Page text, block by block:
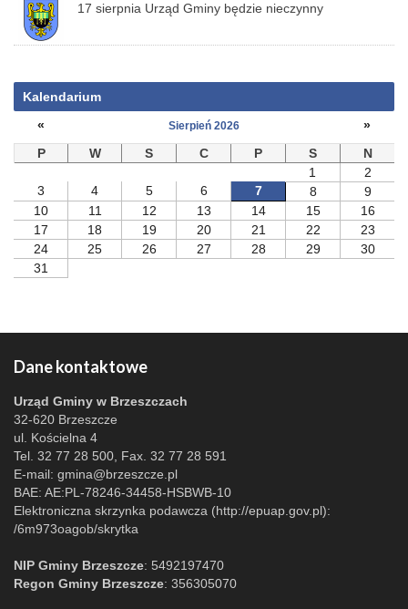
17 sierpnia Urząd Gminy będzie nieczynny
Kalendarium
«
Sierpień 2026
»
P
W S C P S
N
1
2
3
4 5 6 7 8
9
10
11 12 13 14 15
16
17
18 19 20 21 22
23
24
25 26 27 28 29
30
31
Dane kontaktowe
Urząd Gminy w Brzeszczach
32-620 Brzeszcze
ul. Kościelna 4
Tel. 32 77 28 500, Fax. 32 77 28 591
E-mail: gmina@brzeszcze.pl
BAE: AE:PL-78246-34458-HSBWB-10
Elektroniczna skrzynka podawcza (http://epuap.gov.pl):
/6m973oagob/skrytka
NIP Gminy Brzeszcze: 5492197470
Regon Gminy Brzeszcze: 356305070